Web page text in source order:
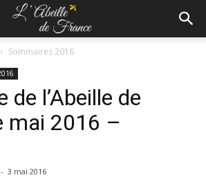
Sommaires 2016
de l’Abeille de
mai 2016 –
- 3 mai 2016